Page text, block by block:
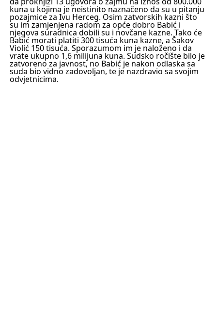
kuna u kojima je neistinito naznačeno da su u pitanju
pozajmice za Ivu Herceg. Osim zatvorskih kazni što
su im zamjenjena radom za opće dobro Babić i
njegova suradnica dobili su i novčane kazne. Tako će
Babić morati platiti 300 tisuća kuna kazne, a Šakov
Violić 150 tisuća. Sporazumom im je naloženo i da
vrate ukupno 1,6 milijuna kuna. Sudsko ročište bilo je
zatvoreno za javnost, no Babić je nakon odlaska sa
suda bio vidno zadovoljan, te je nazdravio sa svojim
odvjetnicima.